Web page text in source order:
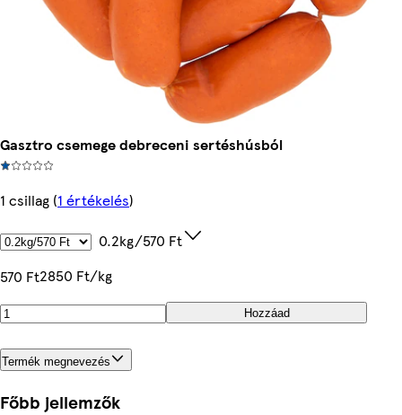
Gasztro csemege debreceni sertéshúsból
1 csillag (1 értékelés)
0.2kg/570 Ft
570 Ft2850 Ft/kg
Hozzáad
Termék megnevezés
Főbb jellemzők